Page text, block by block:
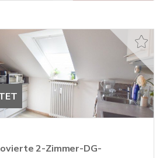
2-Zimmer-DG-